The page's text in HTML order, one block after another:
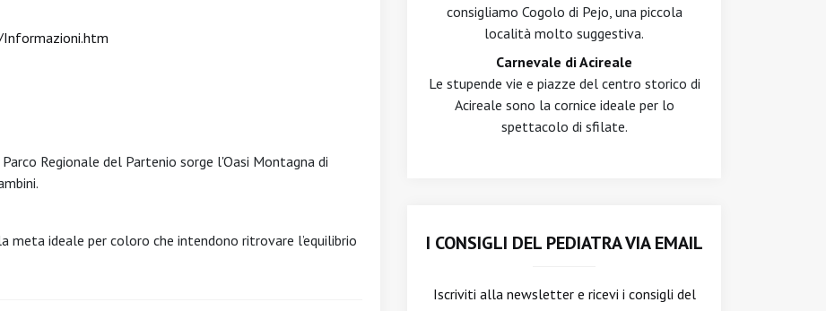
Regionale del Partenio sorge l'Oasi Montagna di
meta ideale per coloro che intendono ritrovare l’equilibrio
consigliamo Cogolo di Pejo, una piccola
località molto suggestiva.
Carnevale di Acireale
Le stupende vie e piazze del centro storico di
Acireale sono la cornice ideale per lo
spettacolo di sfilate.
I CONSIGLI DEL PEDIATRA VIA EMAIL
Iscriviti alla newslettere ricevi i consigli del